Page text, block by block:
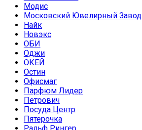
Модис
Московский Ювелирный Завод
Найк
Новэкс
ОБИ
Оджи
ОКЕЙ
Остин
Офисмаг
Парфюм Лидер
Петрович
Посуда Центр
Пятерочка